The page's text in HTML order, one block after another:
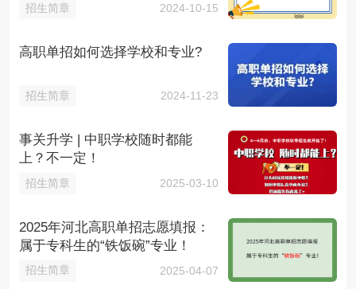
招生简章 2024-10-15
高职单招如何选择学校和专业?
招生简章 2024-11-23
事关升学 | 中职学校随时都能
上？不一定！
招生简章 2025-03-10
2025年河北高职单招志愿填报：
属于专科生的“铁饭碗”专业！
招生简章 2025-04-07